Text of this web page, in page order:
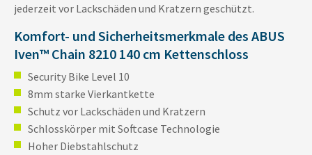
jederzeit vor Lackschäden und Kratzern geschützt.
Komfort- und Sicherheitsmerkmale des ABUS
Iven™ Chain 8210 140 cm Kettenschloss
Security Bike Level 10
8mm starke Vierkantkette
Schutz vor Lackschäden und Kratzern
Schlosskörper mit Softcase Technologie
Hoher Diebstahlschutz